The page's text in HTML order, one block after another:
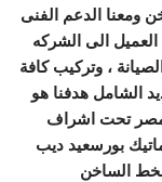
ومعنا الدعم الفنى
الى الشركه
، وتركيب كافة
الشامل هدفنا هو
مصر تحت اشراف
بورسعيد ديب
الساخن